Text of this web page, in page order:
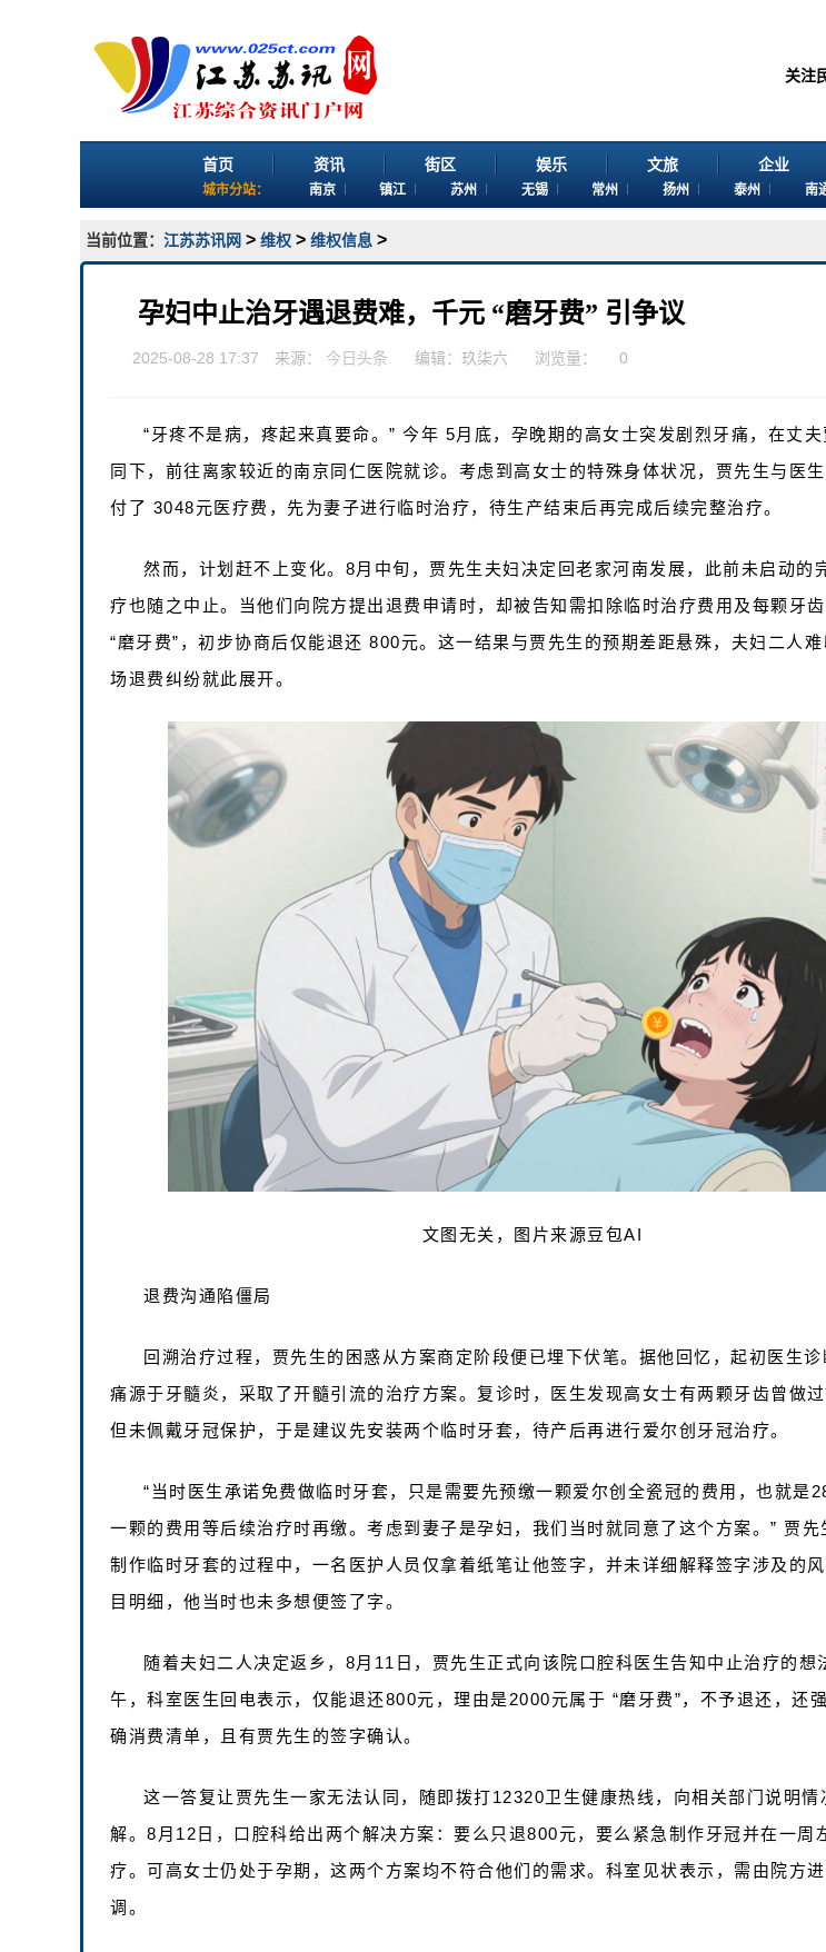
关注民
首页 资讯 街区 娱乐 文旅 企业
城市分站： 南京 镇江 苏州 无锡 常州 扬州 泰州 南
当前位置： 江苏苏讯网 > 维权 > 维权信息 >
孕妇中止治牙遇退费难，千元 “磨牙费” 引争议
2025-08-28 17:37 来源： 今日头条 编辑：玖柒六 浏览量： 0
“牙疼不是病，疼起来真要命。” 今年 5月底，孕晚期的高女士突发剧烈牙痛，在丈
同下，前往离家较近的南京同仁医院就诊。考虑到高女士的特殊身体状况，贾先生与医
付了 3048元医疗费，先为妻子进行临时治疗，待生产结束后再完成后续完整治疗。
然而，计划赶不上变化。8月中旬，贾先生夫妇决定回老家河南发展，此前未启动的
疗也随之中止。当他们向院方提出退费申请时，却被告知需扣除临时治疗费用及每颗牙
“磨牙费”，初步协商后仅能退还 800元。这一结果与贾先生的预期差距悬殊，夫妇二人
场退费纠纷就此展开。
文图无关，图片来源豆包AI
退费沟通陷僵局
回溯治疗过程，贾先生的困惑从方案商定阶段便已埋下伏笔。据他回忆，起初医生诊
痛源于牙髓炎，采取了开髓引流的治疗方案。复诊时，医生发现高女士有两颗牙齿曾做过
但未佩戴牙冠保护，于是建议先安装两个临时牙套，待产后再进行爱尔创牙冠治疗。
“当时医生承诺免费做临时牙套，只是需要先预缴一颗爱尔创全瓷冠的费用，也就是
一颗的费用等后续治疗时再缴。考虑到妻子是孕妇，我们当时就同意了这个方案。” 贾先
制作临时牙套的过程中，一名医护人员仅拿着纸笔让他签字，并未详细解释签字涉及的
目明细，他当时也未多想便签了字。
随着夫妇二人决定返乡，8月11日，贾先生正式向该院口腔科医生告知中止治疗的想
午，科室医生回电表示，仅能退还800元，理由是2000元属于 “磨牙费”，不予退还，还
确消费清单，且有贾先生的签字确认。
这一答复让贾先生一家无法认同，随即拨打12320卫生健康热线，向相关部门说明情
解。8月12日，口腔科给出两个解决方案：要么只退800元，要么紧急制作牙冠并在一周
疗。可高女士仍处于孕期，这两个方案均不符合他们的需求。科室见状表示，需由院方
调。